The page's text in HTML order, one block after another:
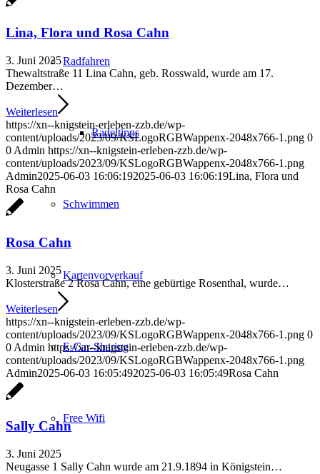
Radfahren
Radeltipps
Schwimmen
Kartenvorverkauf
E-Car-Sharing
Free Wifi
Lina, Flora und Rosa Cahn
3. Juni 2025
Thewaltstraße 11 Lina Cahn, geb. Rosswald, wurde am 17.
Dezember…
Weiterlesen
https://xn--knigstein-erleben-zzb.de/wp-
content/uploads/2023/09/KSLogoRGBWappenx-2048x766-1.png 0
0 Admin https://xn--knigstein-erleben-zzb.de/wp-
content/uploads/2023/09/KSLogoRGBWappenx-2048x766-1.png
Admin2025-06-03 16:06:192025-06-03 16:06:19Lina, Flora und
Rosa Cahn
Rosa Cahn
3. Juni 2025
Klosterstraße 2 Rosa Cahn, eine gebürtige Rosenthal, wurde…
Weiterlesen
https://xn--knigstein-erleben-zzb.de/wp-
content/uploads/2023/09/KSLogoRGBWappenx-2048x766-1.png 0
0 Admin https://xn--knigstein-erleben-zzb.de/wp-
content/uploads/2023/09/KSLogoRGBWappenx-2048x766-1.png
Admin2025-06-03 16:05:492025-06-03 16:05:49Rosa Cahn
Sally Cahn
3. Juni 2025
Neugasse 1 Sally Cahn wurde am 21.9.1894 in Königstein…